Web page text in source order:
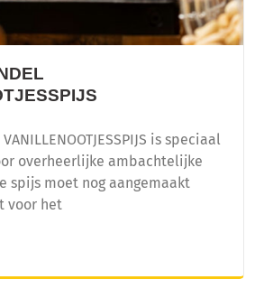
VANILLENOOTJESSPIJS is speciaal
overheerlijke ambachtelijke
spijs moet nog aangemaakt
voor het